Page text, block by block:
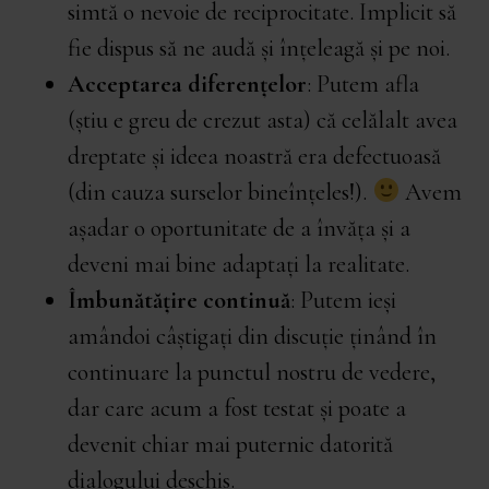
simtă o nevoie de reciprocitate. Implicit să
fie dispus să ne audă și înțeleagă și pe noi.
Acceptarea diferențelor: Putem afla
(știu e greu de crezut asta) că celălalt avea
dreptate și ideea noastră era defectuoasă
(din cauza surselor bineînțeles!).
Avem
așadar o oportunitate de a învăța și a
deveni mai bine adaptați la realitate.
Îmbunătățire continuă: Putem ieși
amândoi câștigați din discuție ținând în
continuare la punctul nostru de vedere,
dar care acum a fost testat și poate a
devenit chiar mai puternic datorită
dialogului deschis.